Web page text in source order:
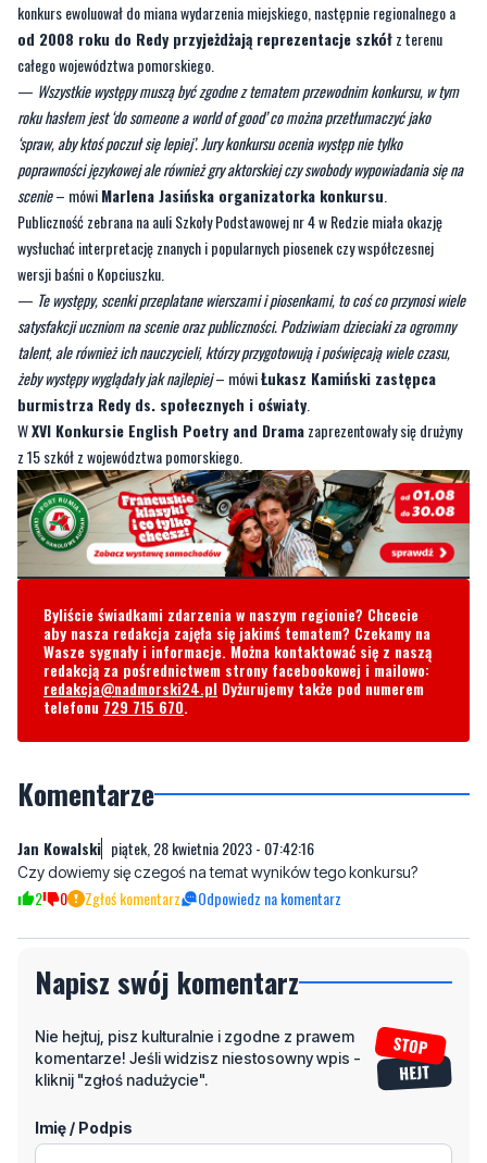
angielskim.
Tradycja wydarzenia sięga 2000 roku, kiedy to po raz pierwszy zorganizowano,
wtedy jeszcze szkolny przegląd talentów recytatorskich. W kolejnych latach
konkurs ewoluował do miana wydarzenia miejskiego, następnie regionalnego a
od 2008 roku do Redy przyjeżdżają reprezentacje szkółz terenu
całego województwa pomorskiego.
—Wszystkie występy muszą być zgodne z tematem przewodnim konkursu, w tym
roku hasłem jest ‘do someone a world of good’ co można przetłumaczyć jako
‘spraw, aby ktoś poczuł się lepiej’. Jury konkursu ocenia występ nie tylko
poprawności językowej ale również gry aktorskiej czy swobody wypowiadania się na
scenie– mówiMarlena Jasińska organizatorka konkursu
Publiczność zebrana na auli Szkoły Podstawowej nr 4 w Redzie miała okazję
wysłuchać interpretację znanych i popularnych piosenek czy współczesnej
wersji baśni o Kopciuszku.
—Te występy, scenki przeplatane wierszami i piosenkami, to coś co przynosi wiele
satysfakcji uczniom na scenie oraz publiczności. Podziwiam dzieciaki za ogromny
talent, ale również ich nauczycieli, którzy przygotowują i poświęcają wiele czasu,
żeby występy wyglądały jak najlepiej– mówi
burmistrza Redy ds. społecznych i oświaty.
WXVI Konkursie English Poetry and Dramazaprezentowały się drużyny
z 15 szkół z województwa pomorskiego.
Byliście świadkami zdarzenia w naszym regionie? Chcecie
aby nasza redakcja zajęła się jakimś tematem? Czekamy na
redakcją za pośrednictwem strony facebookowej i mailowo:
telefonu729 715 670
Komentarze
2 0 Zgłoś komentarz Odpowiedz na komentarz
Napisz swój komentarz
komentarze! Jeśli widzisz niestosowny wpis -